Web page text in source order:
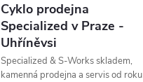
Cyklo prodejna
Specialized v Praze -
Uhříněvsi
Specialized & S-Works skladem,
kamenná prodejna a servis od roku